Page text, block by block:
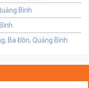
Bình
Ba Đồn, Quảng Bình